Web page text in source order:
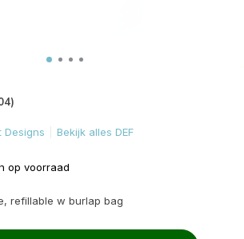
Designs Bekijk alles DEF
op voorraad
refillable w burlap bag